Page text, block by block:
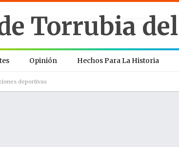
Opinión Hechos Para La Historia
deportivas